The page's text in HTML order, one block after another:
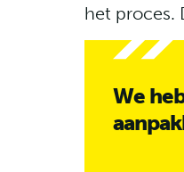
het proces.
We